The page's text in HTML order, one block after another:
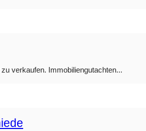
verkaufen. Immobiliengutachten...